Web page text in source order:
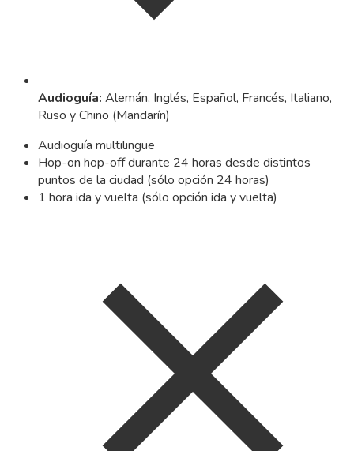
Audioguía: Alemán, Inglés, Español, Francés, Italiano,
Ruso y Chino (Mandarín)
Audioguía multilingüe
Hop-on hop-off durante 24 horas desde distintos
puntos de la ciudad (sólo opción 24 horas)
1 hora ida y vuelta (sólo opción ida y vuelta)